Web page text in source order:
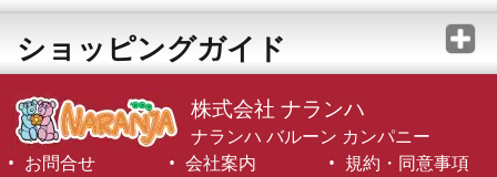
ショッピングガイド
株式会社 ナランハ
ナランハ バルーン カンパニー
お問合せ
会社案内 規約・同意事項